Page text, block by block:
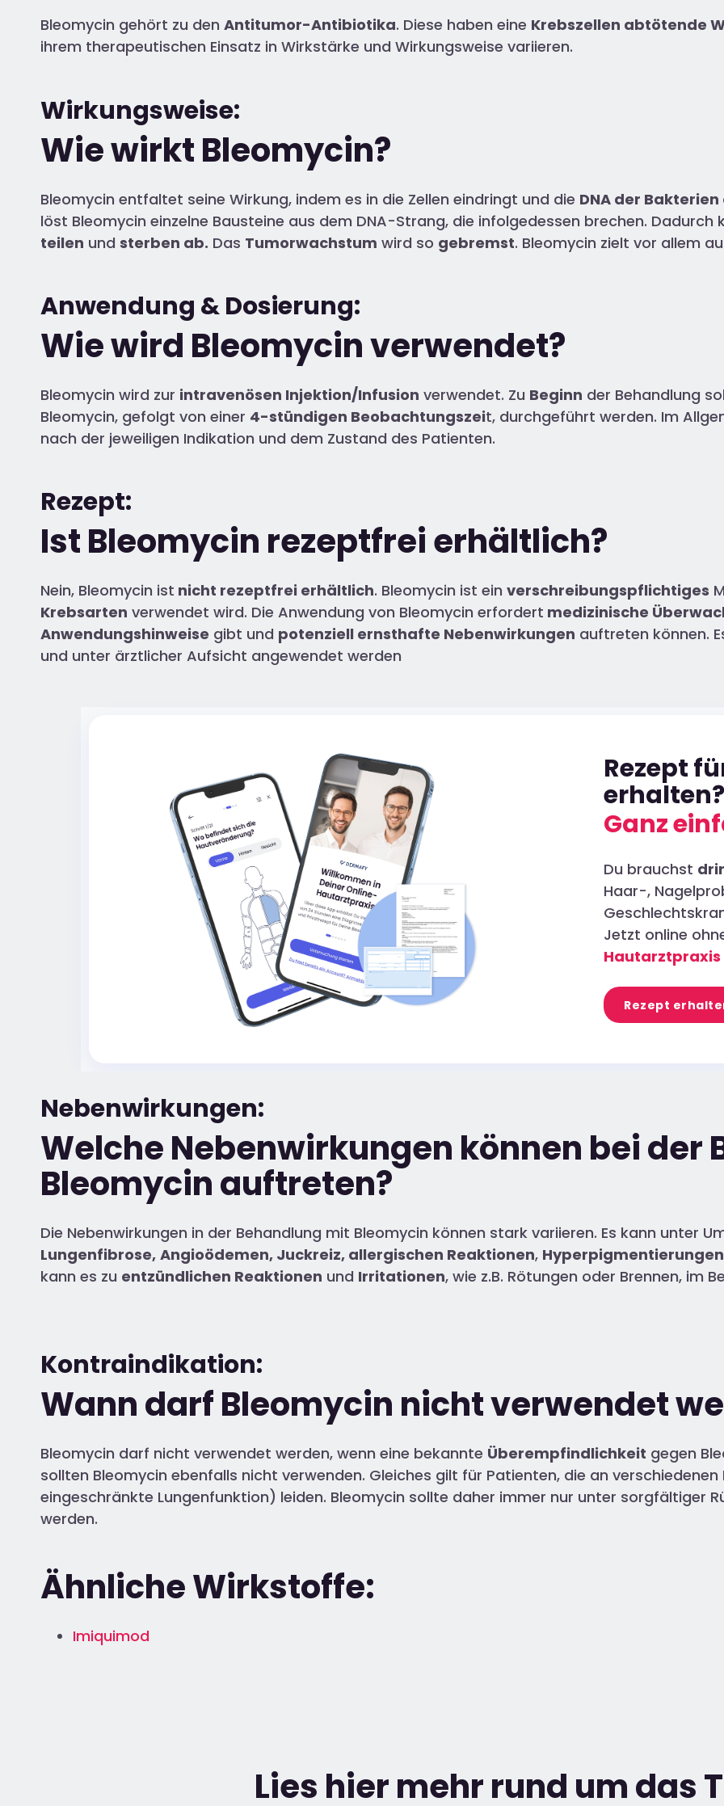
Bleomycin gehört zu den Antitumor-Antibiotika. Diese haben eine Krebszellen abtötende
ihrem therapeutischen Einsatz in Wirkstärke und Wirkungsweise variieren.
Wirkungsweise:
Wie wirkt Bleomycin?
Bleomycin entfaltet seine Wirkung, indem es in die Zellen eindringt und die DNA der
löst Bleomycin einzelne Bausteine aus dem DNA-Strang, die infolgedessen brechen. Dadurch
teilen und sterben ab. Das Tumorwachstum wird so gebremst. Bleomycin zielt vor allem
Anwendung & Dosierung:
Wie wird Bleomycin verwendet?
Bleomycin wird zur intravenösen Injektion/Infusion verwendet. Zu Beginn der Behandlung
Bleomycin, gefolgt von einer 4-stündigen Beobachtungszeit, durchgeführt werden. Im
nach der jeweiligen Indikation und dem Zustand des Patienten.
Rezept:
Ist Bleomycin rezeptfrei erhältlich?
Nein, Bleomycin ist nicht rezeptfrei erhältlich. Bleomycin ist ein verschreibungspflichtiges
Krebsarten verwendet wird. Die Anwendung von Bleomycin erfordert medizinische
Anwendungshinweise gibt und potenziell ernsthafte Nebenwirkungen auftreten können.
und unter ärztlicher Aufsicht angewendet werden
Rezept
erhalten?
Ganz
Du brauchst
Haar-,
Jetzt online
Hautarztpraxis
Rezept
Nebenwirkungen:
Welche Nebenwirkungen können bei der
Bleomycin auftreten?
Die Nebenwirkungen in der Behandlung mit Bleomycin können stark variieren. Es kann unter
Lungenfibrose, Angioödemen, Juckreiz, allergischen Reaktionen, Hyperpigmentierungen
kann es zu entzündlichen Reaktionen und Irritationen, wie z.B. Rötungen oder Brennen, im
Kontraindikation:
Wann darf Bleomycin nicht verwendet
Bleomycin darf nicht verwendet werden, wenn eine bekannte Überempfindlichkeit gegen
sollten Bleomycin ebenfalls nicht verwenden. Gleiches gilt für Patienten, die an verschiedenen
eingeschränkte Lungenfunktion) leiden. Bleomycin sollte daher immer nur unter sorgfältiger
werden.
Ähnliche Wirkstoffe:
Imiquimod
Lies hier mehr rund um das